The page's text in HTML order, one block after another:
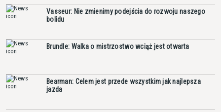
Vasseur: Nie zmienimy podejścia do rozwoju naszego
bolidu
Brundle: Walka o mistrzostwo wciąż jest otwarta
Bearman: Celem jest przede wszystkim jak najlepsza
jazda